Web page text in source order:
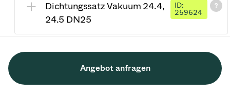
Dichtungssatz Vakuum 24.4,
24.5 DN25
ID:
259624
Angebot anfragen